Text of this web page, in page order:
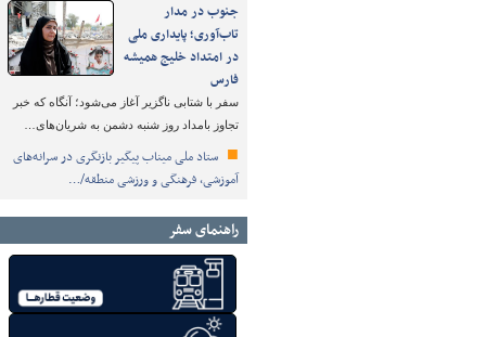
جنوب در مدار
تاب‌آوری؛ پایداری ملی
در امتداد خلیج همیشه
فارس
سفر با شتابی ناگزیر آغاز می‌شود؛ آنگاه که خبر
تجاوز بامداد روز شنبه دشمن به شریان‌های…
ستاد ملی میناب پیگیر بازنگری در سرانه‌های
آموزشی، فرهنگی و ورزشی منطقه/…
راهنمای سفر